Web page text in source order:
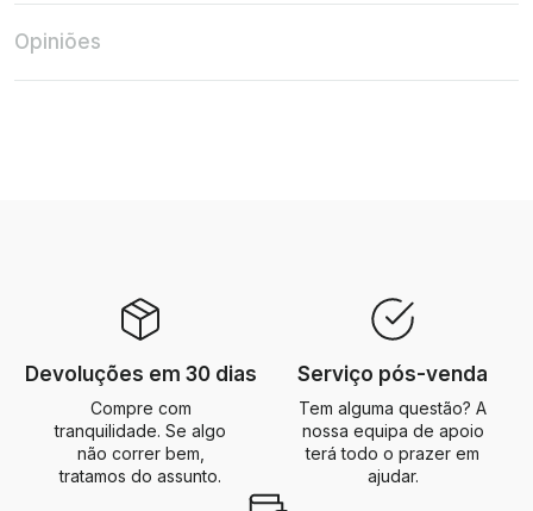
Opiniões
Devoluções em 30 dias
Compre com
tranquilidade. Se algo
não correr bem,
tratamos do assunto.
Serviço pós-venda
Tem alguma questão? A
nossa equipa de apoio
terá todo o prazer em
ajudar.